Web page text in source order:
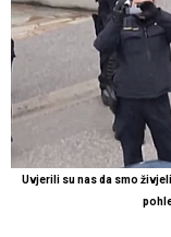
Uvjerili su nas da smo